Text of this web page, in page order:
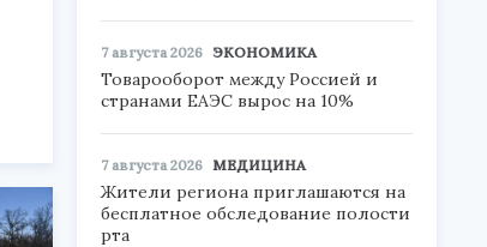
7 августа 2026 ЭКОНОМИКА
Товарооборот между Россией и
странами ЕАЭС вырос на 10%
7 августа 2026 МЕДИЦИНА
Жители региона приглашаются на
бесплатное обследование полости
рта